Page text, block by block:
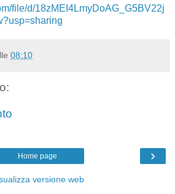
file/d/18zMEI4LmyDoAG_G5BV22j
08:10
›
Home page
versione web